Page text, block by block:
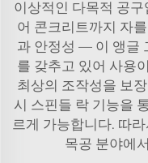
이상적인 다목적 공
어 콘크리트까지 자
과 안정성 — 이 앵글
를 갖추고 있어 사용
최상의 조작성을 보
시 스핀들 락 기능을
르게 가능합니다. 따
목공 분야에